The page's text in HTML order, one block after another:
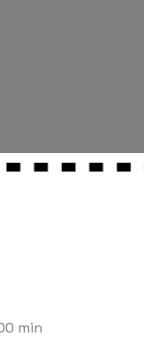
min